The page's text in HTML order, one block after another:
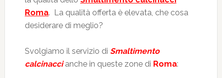
Roma. La qualità offerta è elevata, che cosa
desiderare di meglio?
Svolgiamo il servizio di Smaltimento
calcinaccianche in queste zone di Roma: